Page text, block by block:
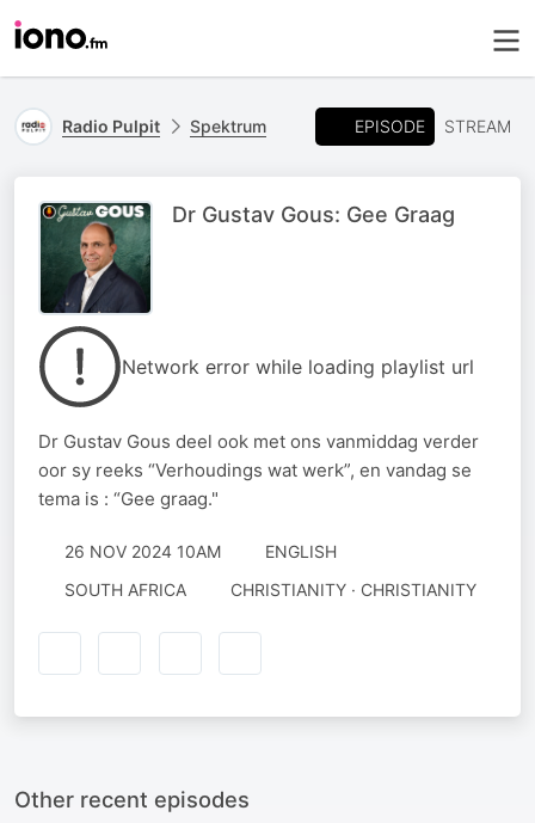
Radio Pulpit Spektrum EPISODE STREAM
Dr Gustav Gous: Gee Graag
Network error while loading playlist url
Dr Gustav Gous deel ook met ons vanmiddag verder
oor sy reeks “Verhoudings wat werk”, en vandag se
tema is : “Gee graag."
26 NOV 2024 10AM
ENGLISH
SOUTH AFRICA
CHRISTIANITY · CHRISTIANITY
Other recent episodes